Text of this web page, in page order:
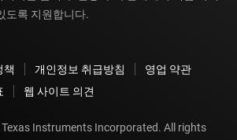
도록 지원합니다.
책 개인정보 취급방침
영업 약관
웹 사이트 의견
Texas Instruments Incorporated. All rights